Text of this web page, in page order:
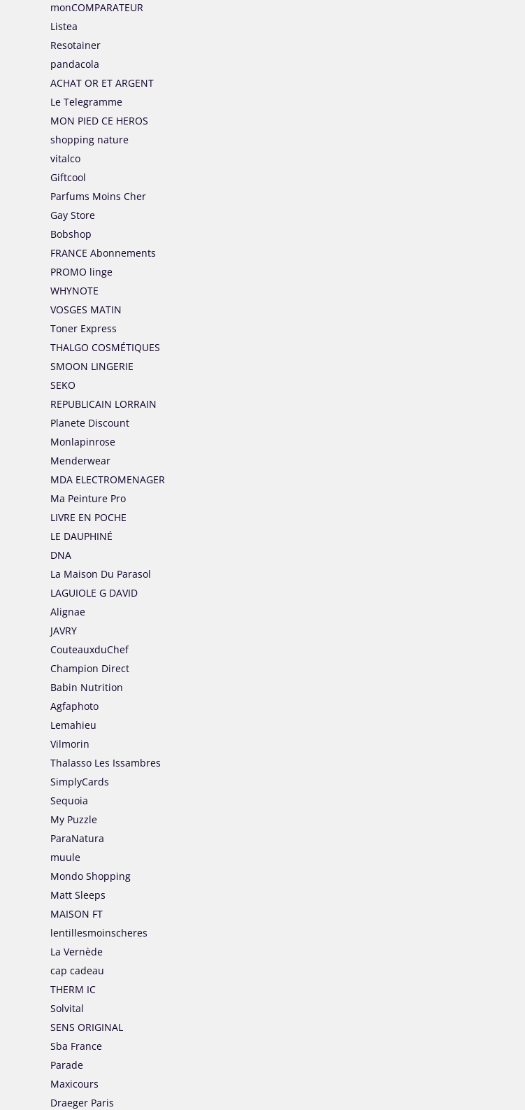
monCOMPARATEUR
Listea
Resotainer
pandacola
ACHAT OR ET ARGENT
Le Telegramme
MON PIED CE HEROS
shopping nature
vitalco
Giftcool
Parfums Moins Cher
Gay Store
Bobshop
FRANCE Abonnements
PROMO linge
WHYNOTE
VOSGES MATIN
Toner Express
THALGO COSMÉTIQUES
SMOON LINGERIE
SEKO
REPUBLICAIN LORRAIN
Planete Discount
Monlapinrose
Menderwear
MDA ELECTROMENAGER
Ma Peinture Pro
LIVRE EN POCHE
LE DAUPHINÉ
DNA
La Maison Du Parasol
LAGUIOLE G DAVID
Alignae
JAVRY
CouteauxduChef
Champion Direct
Babin Nutrition
Agfaphoto
Lemahieu
Vilmorin
Thalasso Les Issambres
SimplyCards
Sequoia
My Puzzle
ParaNatura
muule
Mondo Shopping
Matt Sleeps
MAISON FT
lentillesmoinscheres
La Vernède
cap cadeau
THERM IC
Solvital
SENS ORIGINAL
Sba France
Parade
Maxicours
Draeger Paris